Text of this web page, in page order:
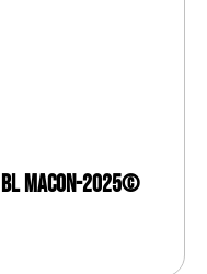
Macon-2025©